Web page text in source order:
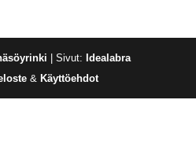
| Sivut: Idealabra
& Käyttöehdot